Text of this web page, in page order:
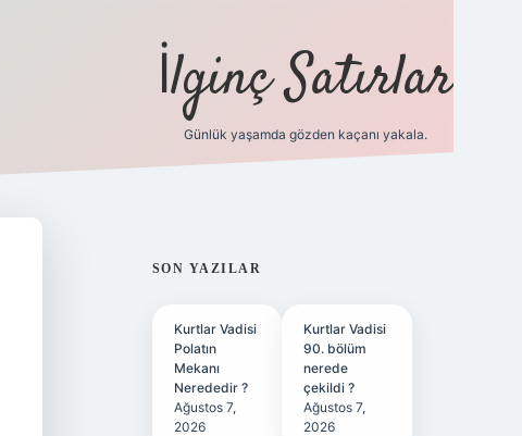
İlginç Satırlar
Günlük yaşamda gözden kaçanı yakala.
SIDEBAR
SON YAZILAR
Kurtlar Vadisi
Polatın
Mekanı
Nerededir ?
Ağustos 7,
2026
Kurtlar Vadisi
90. bölüm
nerede
çekildi ?
Ağustos 7,
2026